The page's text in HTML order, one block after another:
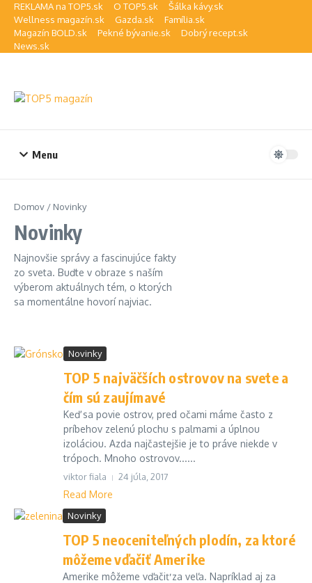
Preskočiť na obsah
REKLAMA na TOP5.sk O TOP5.sk
Šálka kávy.sk
Wellness magazín.sk
Gazda.sk
Família.sk
Magazín BOLD.sk
Pekné bývanie.sk
Dobrý recept.sk
News.sk
Menu
Domov / Novinky
Novinky
Najnovšie správy a fascinujúce fakty
zo sveta. Buďte v obraze s naším
výberom aktuálnych tém, o ktorých
sa momentálne hovorí najviac.
Novinky
TOP 5 najväčších ostrovov na svete a
čím sú zaujímavé
Keď sa povie ostrov, pred očami máme často z
príbehov zelenú plochu s palmami a úplnou
izoláciou. Azda najčastejšie je to práve niekde v
trópoch. Mnoho ostrovov......
viktor fiala 24 júla, 2017
Read More
Novinky
TOP 5 neoceniteľných plodín, za ktoré
môžeme vďačiť Amerike
Amerike môžeme vďačiť za veľa. Napríklad aj za